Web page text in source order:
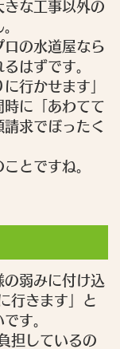
きな工事以外の
の水道屋なら
はずです。
行かせます」
に「あわてて
求でぼったく
とですね。
弱みに付け込
行きます」と
す。
担しているの